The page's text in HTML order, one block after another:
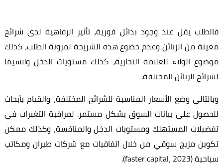
فالطلب يقل عند وجود بدائل فورية، تأثير الرفاهية لدى شرائح
معينة من الزبائن وعدم خضوع هذه الشريحة لمرونة الطلب، كذلك
موضوع الولاء للعلامة التجارية، كذلك مستويات الدخل ولاسيما
لشرائح الزبائن المختلفة.
وبالتالي وضع الأسعار المناسبة للشرائح المختلفة، والقيام بأبحاث
للحصول على بيانات السوق بشكل مستمر. لمراقبة التغيرات في
تفضيلات المستهلك ومستويات الدخل والمنافسة، وكذلك ممكن
تكوين مزيج سوقي من خلال اتفاقيات مع شركات طيران ومكاتب
سياحية (faster capital، 2023).